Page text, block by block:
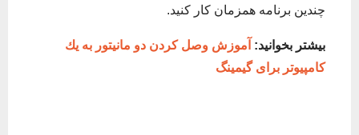
چندین برنامه همزمان کار کنید.
بیشتر بخوانید: آموزش وصل كردن دو مانيتور به يك
كامپيوتر برای گیمینگ